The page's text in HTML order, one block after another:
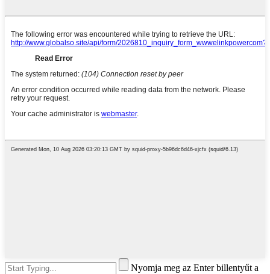
Nyomja meg az Enter billentyűt a